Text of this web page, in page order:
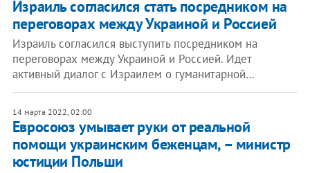
Израиль согласился стать посредником на
переговорах между Украиной и Россией
Израиль согласился выступить посредником на
переговорах между Украиной и Россией. Идет
активный диалог с Израилем о гуманитарной…
14 марта 2022, 02:00
Евросоюз умывает руки от реальной
помощи украинским беженцам, – министр
юстиции Польши